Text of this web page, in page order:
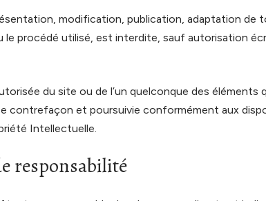
modification, publication, adaptation de
le procédé utilisé, est interdite, sauf autorisation
du site ou de l’un quelconque des éléments
contrefaçon et poursuivie conformément aux
Intellectuelle.
responsabilité